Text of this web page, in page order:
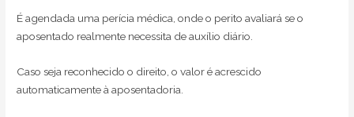
É agendada uma perícia médica, onde o perito avaliará se o
aposentado realmente necessita de auxílio diário.
Caso seja reconhecido o direito, o valor é acrescido
automaticamente à aposentadoria.